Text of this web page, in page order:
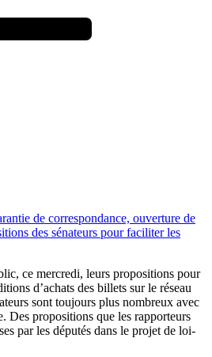
de correspondance, ouverture de
des sénateurs pour faciliter les
ce mercredi, leurs propositions pour
d’achats des billets sur le réseau
sont toujours plus nombreux avec
Des propositions que les rapporteurs
par les députés dans le projet de loi-